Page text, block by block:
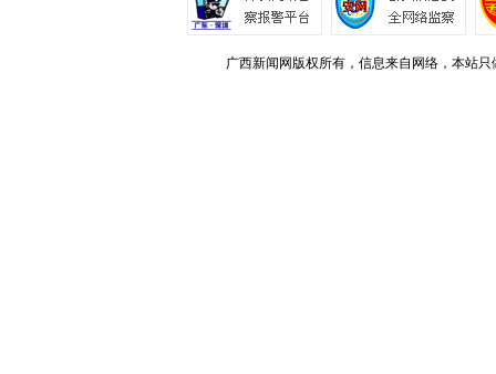
广西新闻网版权所有，信息来自网络，本站